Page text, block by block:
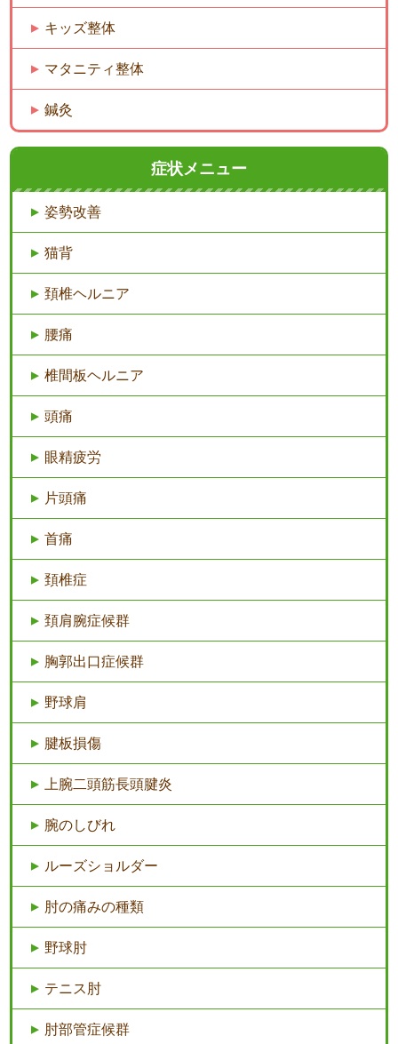
キッズ整体
マタニティ整体
鍼灸
症状メニュー
姿勢改善
猫背
頚椎ヘルニア
腰痛
椎間板ヘルニア
頭痛
眼精疲労
片頭痛
首痛
頚椎症
頚肩腕症候群
胸郭出口症候群
野球肩
腱板損傷
上腕二頭筋長頭腱炎
腕のしびれ
ルーズショルダー
肘の痛みの種類
野球肘
テニス肘
肘部管症候群